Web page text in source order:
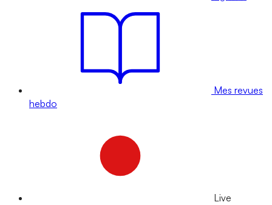
Mes revues
hebdo
Live